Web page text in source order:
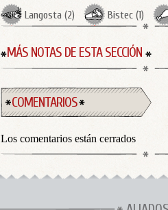
Langosta (2) Bistec (1)
MÁS NOTAS DE ESTA SECCIÓN
COMENTARIOS
Los comentarios están cerrados